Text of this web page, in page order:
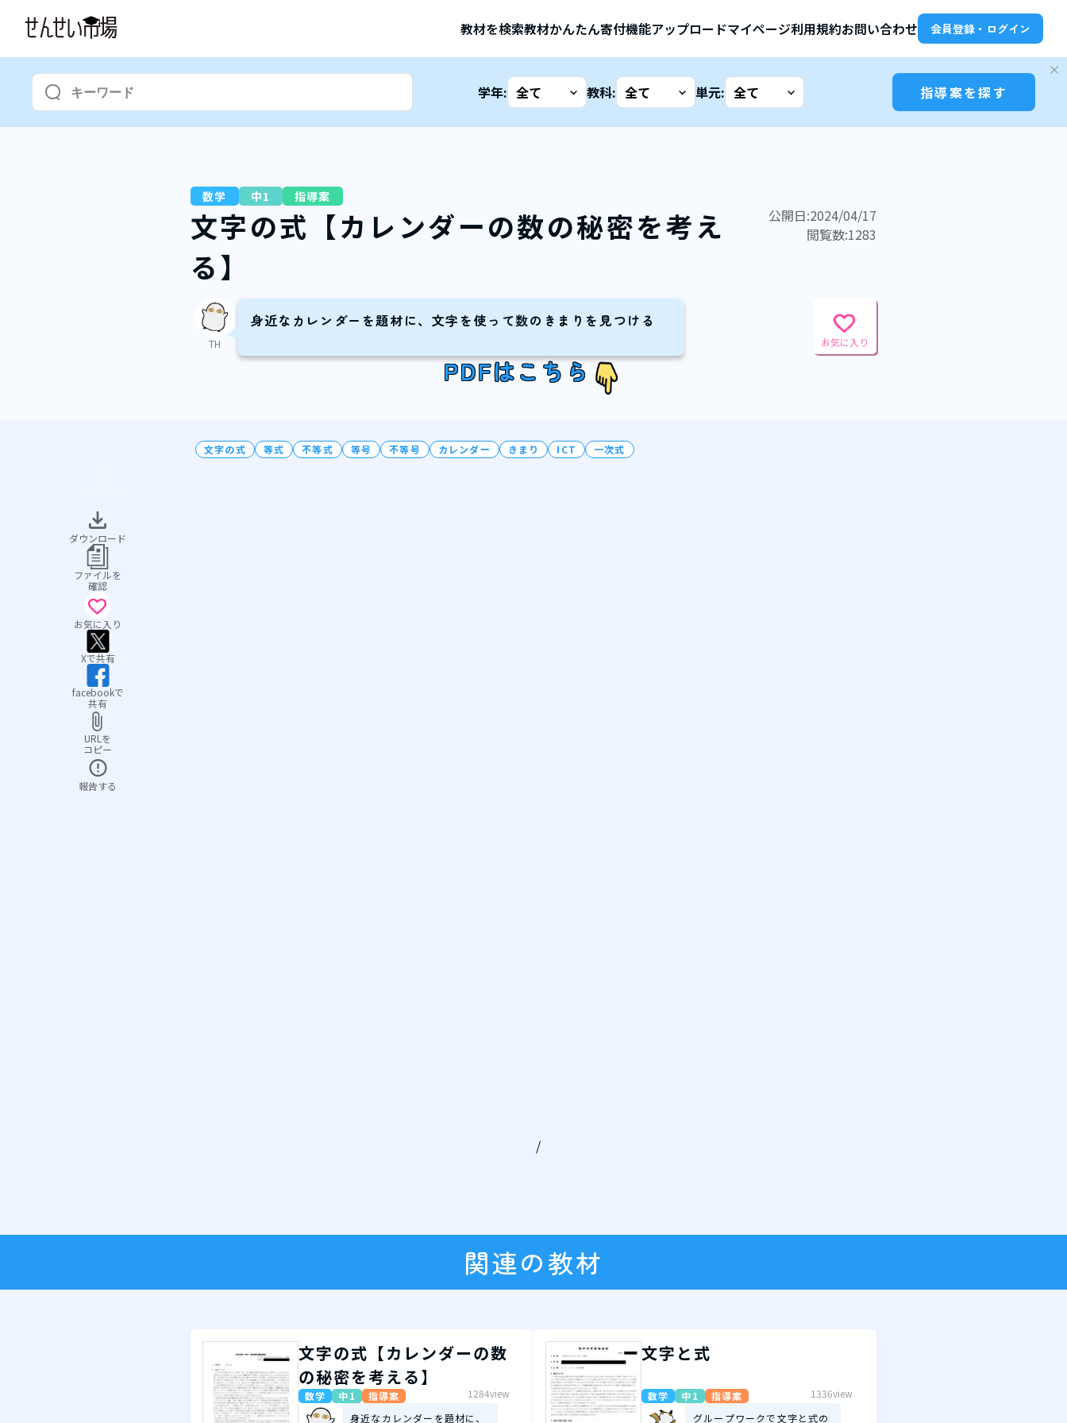
教材を検索教材かんたん寄付機能アップロードマイページ利用規約お問い合わせ 会員登録・ログイン
学年: 教科: 単元: 指導案を探す
数学 中1 指導案
文字の式【カレンダーの数の秘密を考え
る】
公開日:2024/04/17
閲覧数:1283
TH
身近なカレンダーを題材に、文字を使って数のきまりを見つける
お気に入り
PDFはこちら
ダウンロード
ファイルを
確認
お気に入り
Xで共有
facebookで
共有
URLを
コピー
報告する
文字の式 等式 不等式 等号 不等号 カレンダー きまり ICT 一次式
/
関連の教材
文字の式【カレンダーの数
の秘密を考える】
数学 中1 指導案 1284view
身近なカレンダーを題材に、
文字と式
数学 中1 指導案 1336view
グループワークで文字と式の